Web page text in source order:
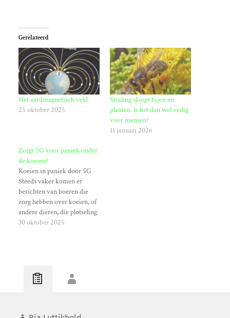
Gerelateerd
Het aardmagnetisch veld
25 oktober 2025
Straling sloopt bijen en
planten. Is het dan wel veilig
voor mensen?
11 januari 2026
Zorgt 5G voor paniek onder
de koeien?
Koeien in paniek door 5G
Steeds vaker komen er
berichten van boeren die
zorg hebben over koeien, of
andere dieren, die plotseling
in paniek raken en moeilijk
nieuwe zendnetwerk ‘5G’.
5G wat de vijfde generatie
30 oktober 2025